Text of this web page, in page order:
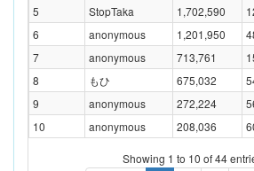
5
StopTaka 1,702,590
6
anonymous 1,201,950
7
anonymous 713,761
8
もひ 675,032
9
anonymous 272,224
10
anonymous 208,036
Showing 1 to 10 of 44